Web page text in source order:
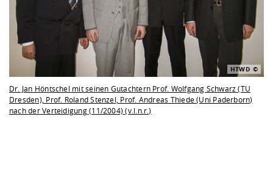
HTWD
Dr. Jan Höntschel mit seinen Gutachtern Prof. Wolfgang Schwarz (TU
Dresden), Prof. Roland Stenzel, Prof. Andreas Thiede (Uni Paderborn)
nach der Verteidigung (11/2004) (v.l.n.r.)